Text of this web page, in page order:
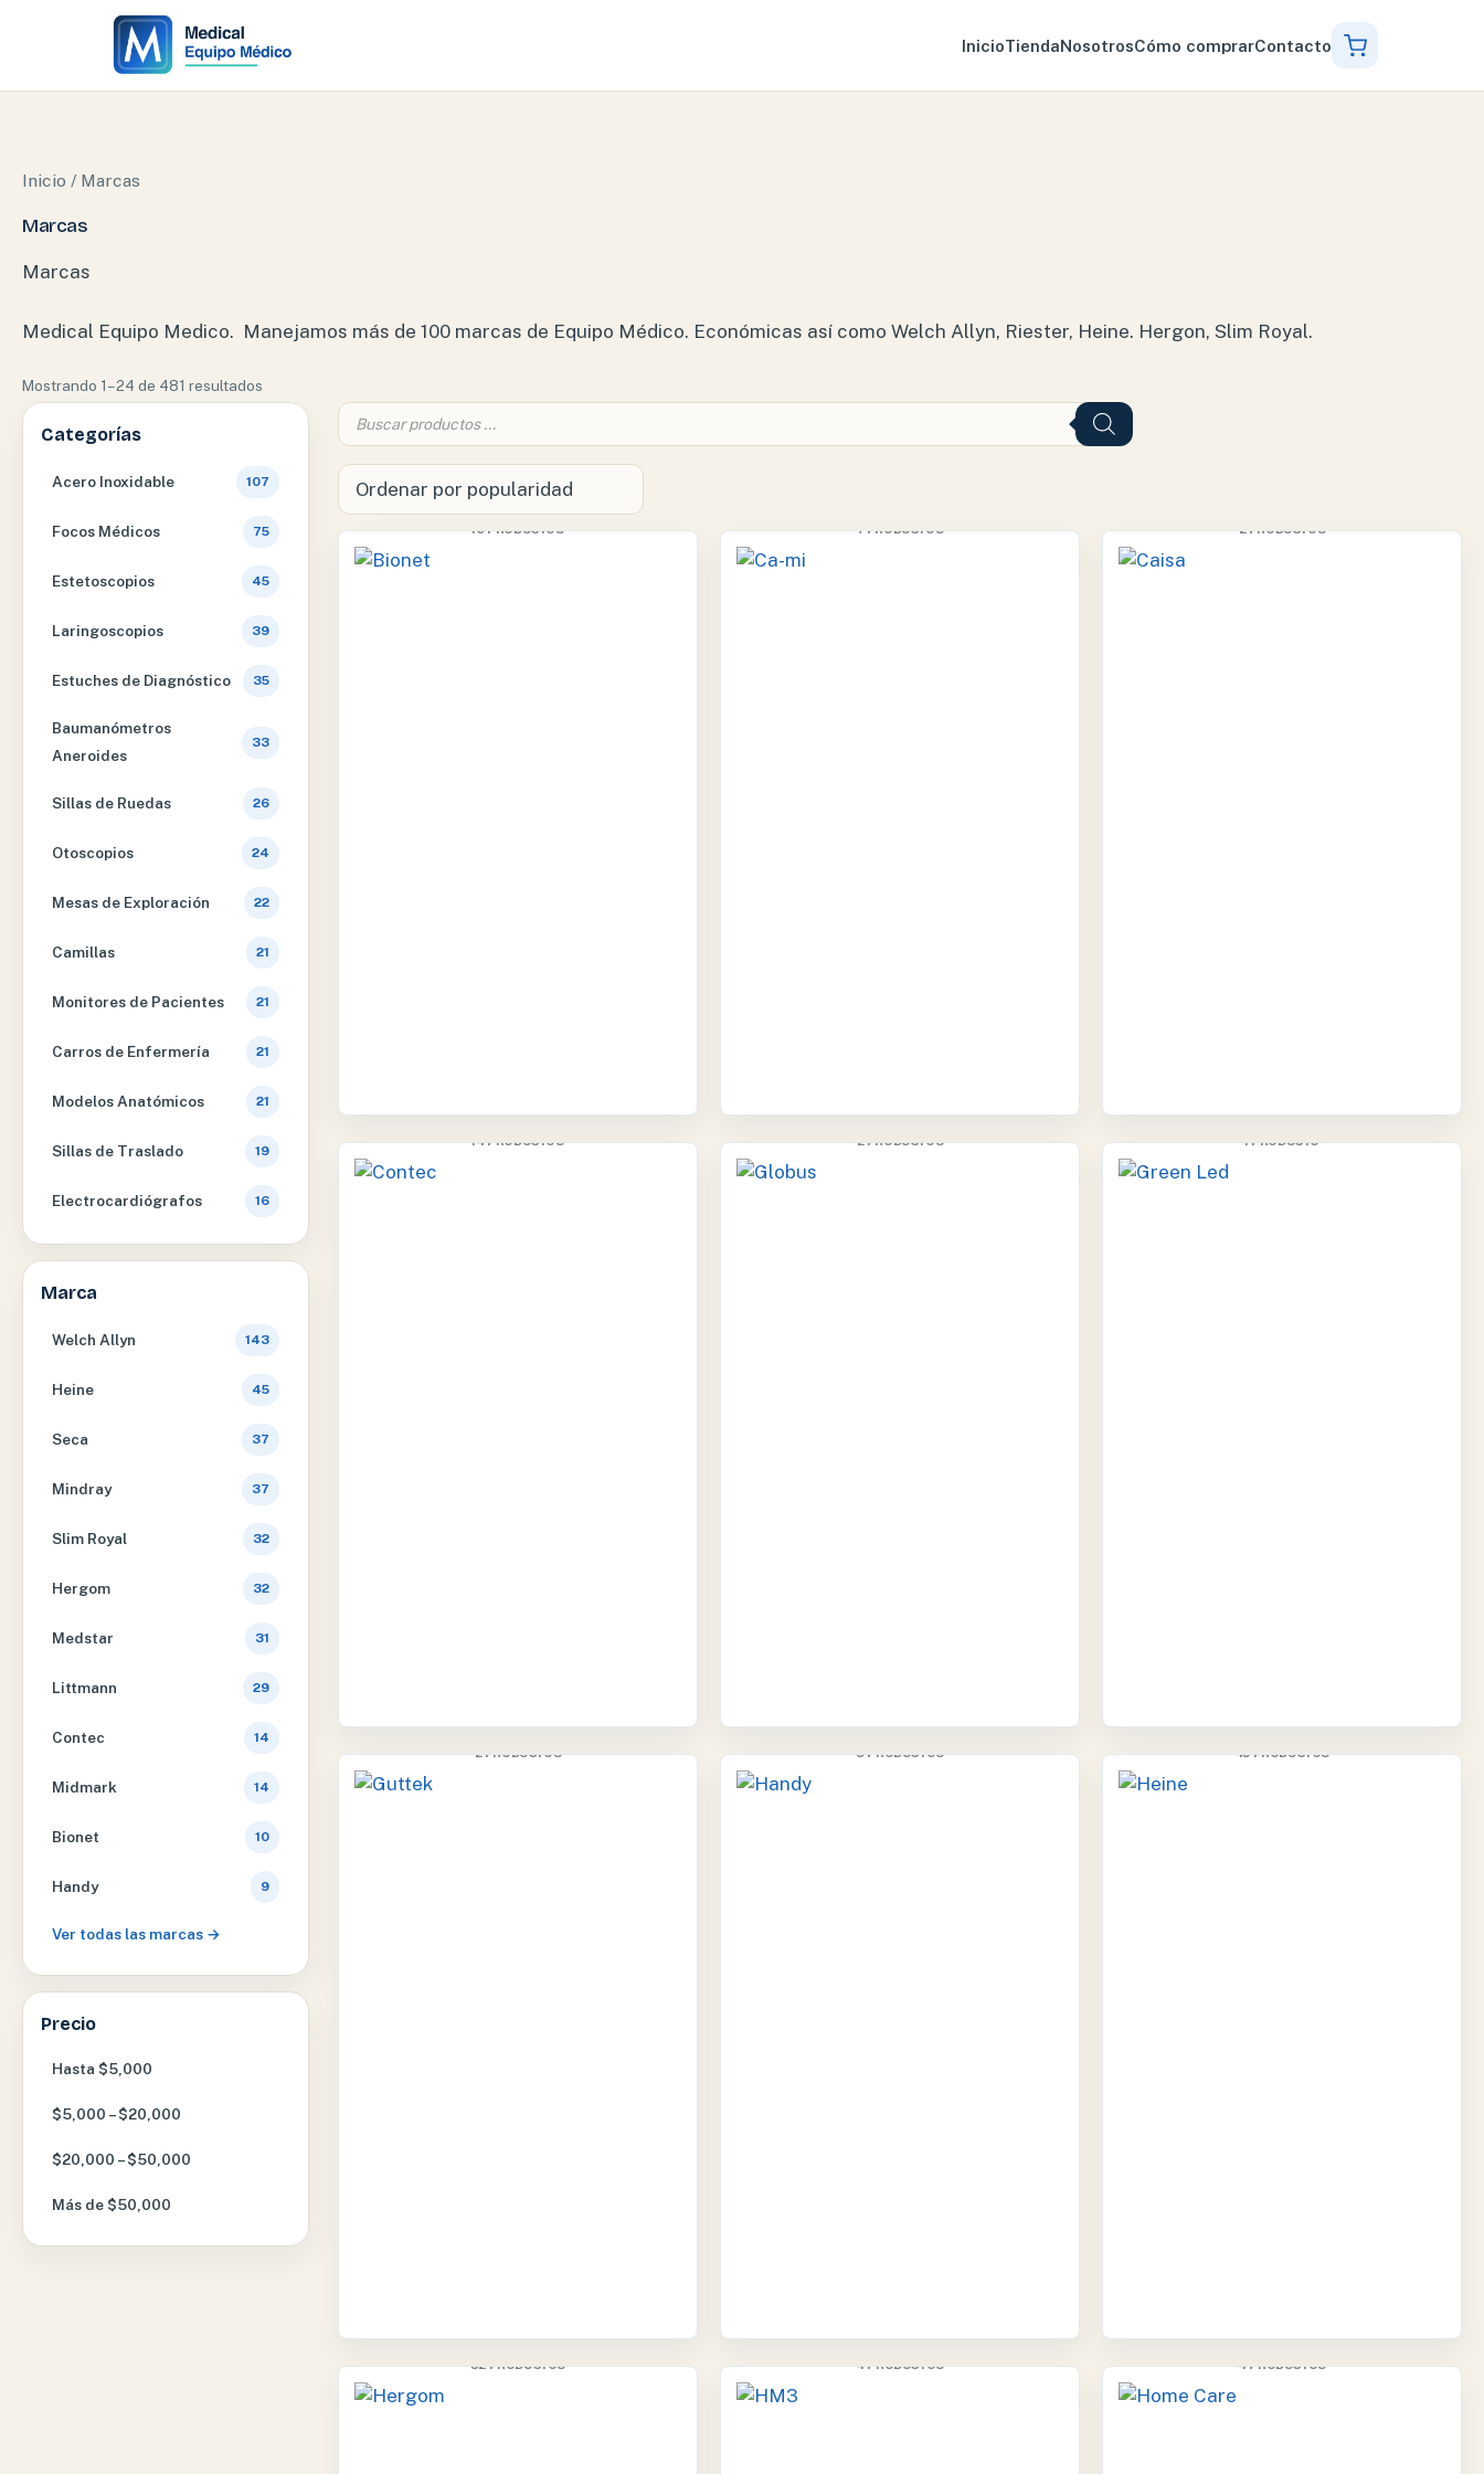
InicioTiendaNosotrosCómo comprarContacto
Inicio / Marcas
Marcas
Marcas
Medical Equipo Medico. Manejamos más de 100 marcas de Equipo Médico. Económicas así como Welch Allyn, Riester, Heine. Hergon, Slim Royal.
Mostrando 1–24 de 481 resultados
popularidad
Categorías
Acero Inoxidable 107
Focos Médicos 75
Estetoscopios 45
Laringoscopios 39
Estuches de Diagnóstico 35
Baumanómetros
Aneroides
33
Sillas de Ruedas 26
Otoscopios 24
Mesas de Exploración 22
Camillas 21
Monitores de Pacientes 21
Carros de Enfermería 21
Modelos Anatómicos 21
Sillas de Traslado 19
Electrocardiógrafos 16
Marca
Welch Allyn 143
Heine 45
Seca 37
Mindray 37
Slim Royal 32
Hergom 32
Medstar 31
Littmann 29
Contec 14
Midmark 14
Bionet 10
Handy 9
Ver todas las marcas →
Precio
Hasta $5,000
$5,000 – $20,000
$20,000 – $50,000
Más de $50,000
Búsqueda
de
productos
10 PRODUCTOS 7 PRODUCTOS 2 PRODUCTOS
CONTEC
14 PRODUCTOS
GLOBUS
2 PRODUCTOS
GREEN LED
1 PRODUCTO
GUTTEK
2 PRODUCTOS
HANDY
9 PRODUCTOS
HEINE
45 PRODUCTOS
HERGOM
32 PRODUCTOS
HM3
4 PRODUCTOS
HOME CARE
4 PRODUCTOS